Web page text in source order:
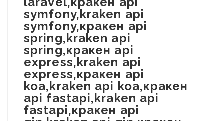
symfony,kraken api
symfony,кракен api
spring,kraken api
spring,кракен api
express,kraken api
express,кракен api
koa,kraken api koa,кракен
api fastapi,kraken api
fastapi,кракен api